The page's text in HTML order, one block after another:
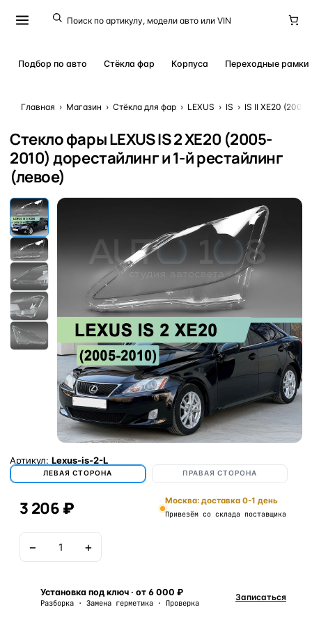
Подбор по авто Стёкла фар Корпуса Переходные рамки
Главная › Магазин › Стёкла для фар › LEXUS › IS › IS II XE20 (2005
Стекло фары LEXUS IS 2 XE20 (2005-
2010) дорестайлинг и 1-й рестайлинг
(левое)
Артикул: Lexus-is-2-L
ЛЕВАЯ СТОРОНА ПРАВАЯ СТОРОНА
3 206 ₽ Москва: доставка 0-1 день
Привезём со склада поставщика
− +
Установка под ключ · от 6 000 ₽
Разборка · Замена герметика · Проверка
Записаться